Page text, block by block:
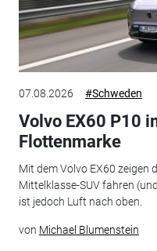
07.08.2026 #Schweden
Volvo EX60 P10
Flottenmarke
Mit dem Volvo EX60 zeigen
Mittelklasse-SUV fahren
ist jedoch Luft nach oben.
von Michael Blumenstein